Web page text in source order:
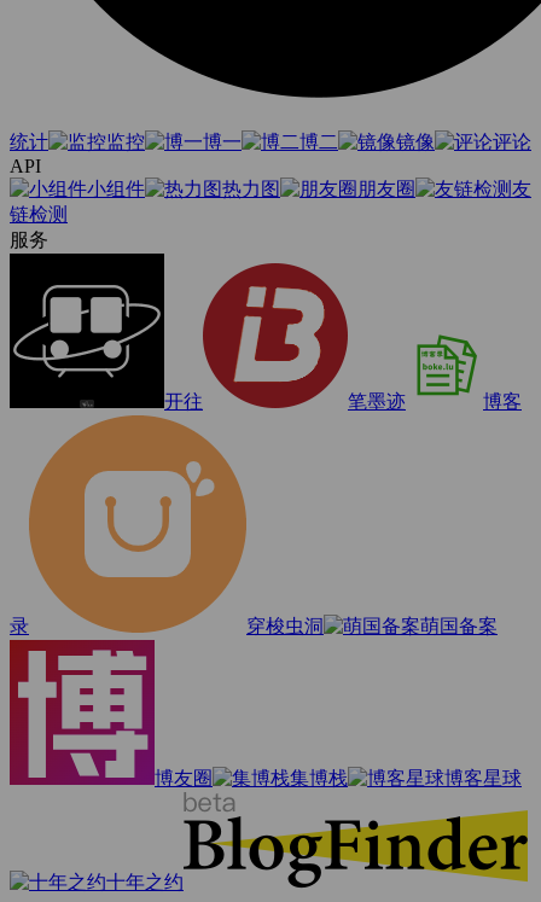
统计 监控 博一 博二 镜像
评论
API
小组件
热力图 朋友圈
友
链检测
服务
开往 笔墨迹 博客
录 穿梭虫洞 萌国备案
博友圈 集博栈 博客星球
十年之约